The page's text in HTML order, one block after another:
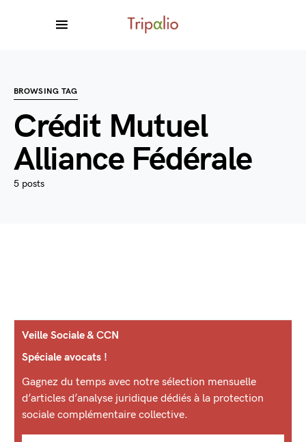
BROWSING TAG
Crédit Mutuel
Alliance Fédérale
5 posts
Veille Sociale & CCN
Spéciale avocats !
Gagnez du temps avec notre sélection mensuelle
d’articles d’analyse juridique dédiés à la protection
sociale complémentaire collective.